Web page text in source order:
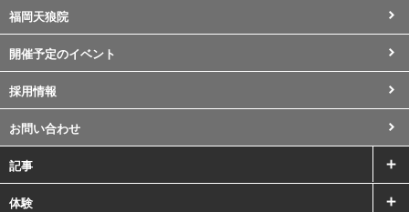
福岡天狼院
開催予定のイベント
採用情報
お問い合わせ
記事
体験